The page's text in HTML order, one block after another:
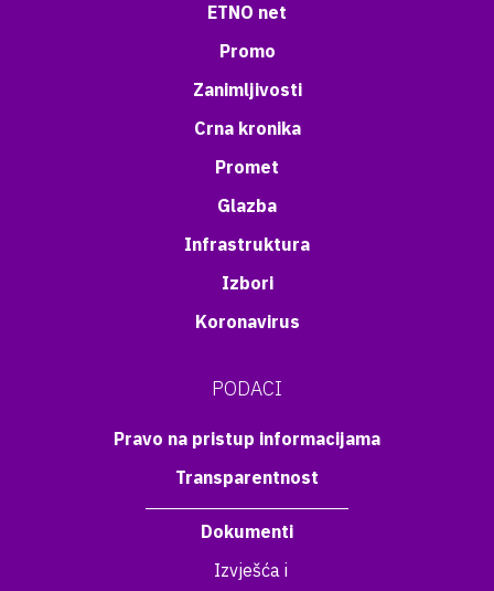
ETNO net
Promo
Zanimljivosti
Crna kronika
Promet
Glazba
Infrastruktura
Izbori
Koronavirus
PODACI
Pravo na pristup informacijama
Transparentnost
Dokumenti
Izvješća i